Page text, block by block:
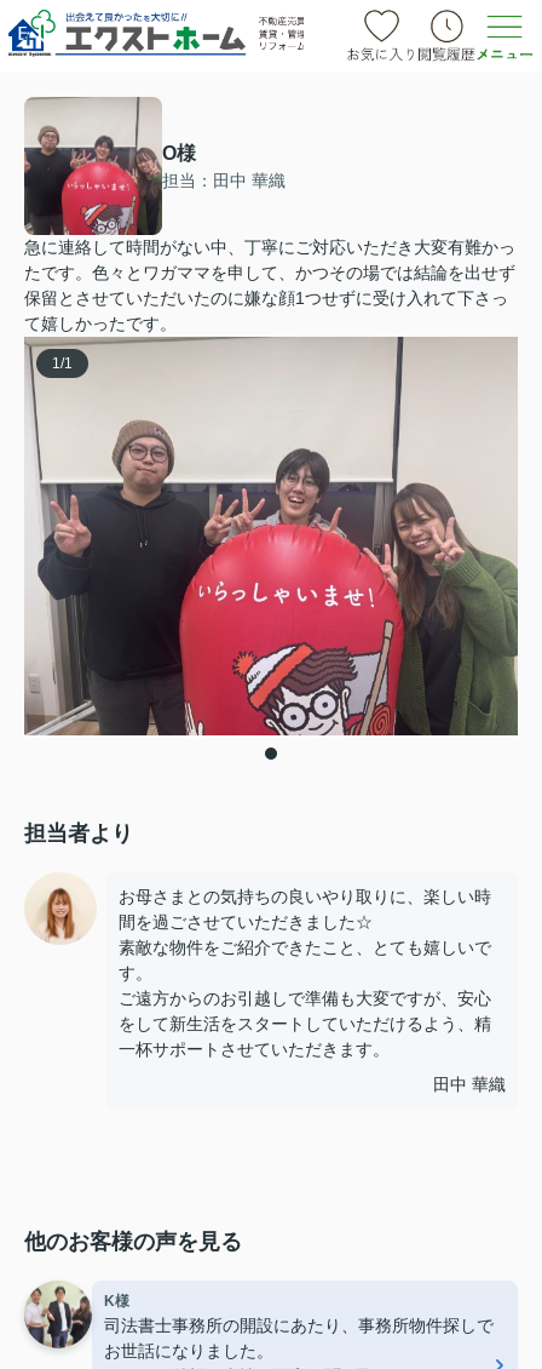
O様
担当：田中 華織
急に連絡して時間がない中、丁寧にご対応いただき大変有難かっ
たです。色々とワガママを申して、かつその場では結論を出せず
保留とさせていただいたのに嫌な顔1つせずに受け入れて下さっ
て嬉しかったです。
1 /1
担当者より
お母さまとの気持ちの良いやり取りに、楽しい時
間を過ごさせていただきました☆
素敵な物件をご紹介できたこと、とても嬉しいで
す。
ご遠方からのお引越しで準備も大変ですが、安心
をして新生活をスタートしていただけるよう、精
一杯サポートさせていただきます。
田中 華織
他のお客様の声を見る
K様
司法書士事務所の開設にあたり、事務所物件探しで
お世話になりました。